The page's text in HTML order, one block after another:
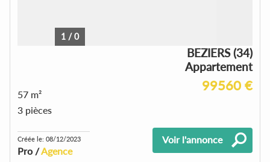
1 /0
BEZIERS (34)
Appartement
99560 €
57 m²
3 pièces
Créée le: 08/12/2023
Pro /Agence
Voir l'annonce